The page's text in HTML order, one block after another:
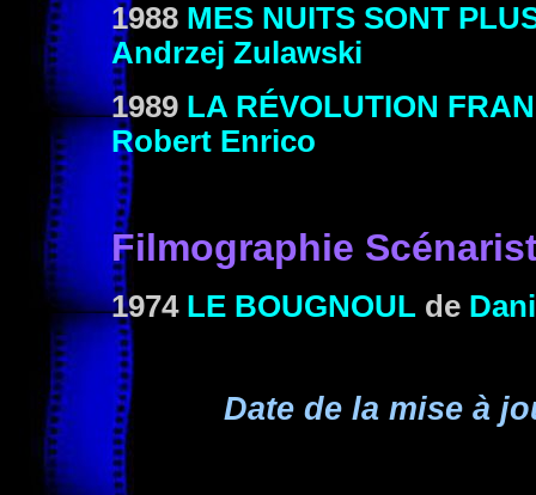
1988 MES NUITS SONT
Andrzej Zulawski
1989 LA RÉVOLUTION
Robert Enrico
Filmographie
1974 LE BOUGNOUL de
Date de la mise à